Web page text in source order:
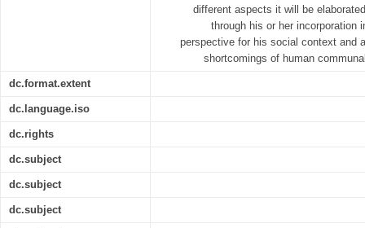
different aspects it will be
through his or her incorporation
perspective for his social context and
shortcomings of human
dc.format.extent
dc.language.iso
dc.rights
dc.subject
dc.subject
dc.subject